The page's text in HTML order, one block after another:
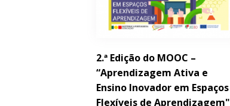
2.ª Edição do MOOC –
“Aprendizagem Ativa e
Ensino Inovador em Espaços
Flexíveis de Aprendizagem"